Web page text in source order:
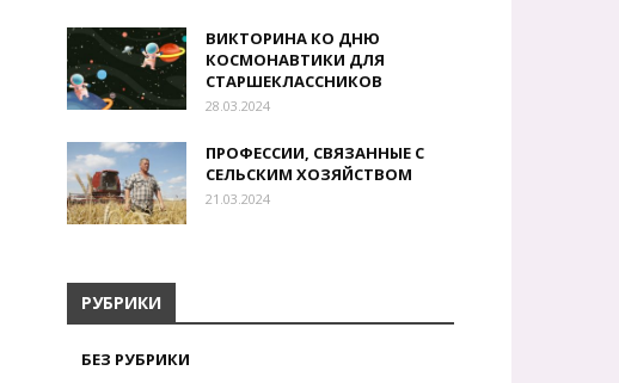
ВИКТОРИНА КО ДНЮ
КОСМОНАВТИКИ ДЛЯ
СТАРШЕКЛАССНИКОВ
28.03.2024
ПРОФЕССИИ, СВЯЗАННЫЕ С
СЕЛЬСКИМ ХОЗЯЙСТВОМ
21.03.2024
РУБРИКИ
БЕЗ РУБРИКИ